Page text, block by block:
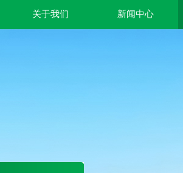
关于我们 新闻中心